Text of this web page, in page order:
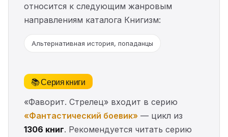
относится к следующим жанровым
направлениям каталога Книгизм:
Альтернативная история, попаданцы
📚 Серия книги
«Фаворит. Стрелец» входит в серию
«Фантастический боевик» — цикл из
1306 книг. Рекомендуется читать серию